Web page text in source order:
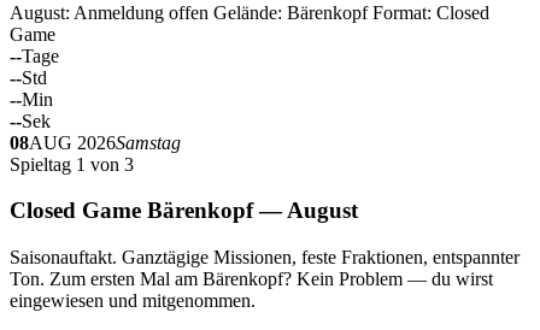
August: Anmeldung offen Gelände: Bärenkopf Format: Closed
Game
--Tage
--Std
--Min
--Sek
08AUG 2026Samstag
Spieltag 1 von 3
Closed Game Bärenkopf — August
Saisonauftakt. Ganztägige Missionen, feste Fraktionen, entspannter
Ton. Zum ersten Mal am Bärenkopf? Kein Problem — du wirst
eingewiesen und mitgenommen.